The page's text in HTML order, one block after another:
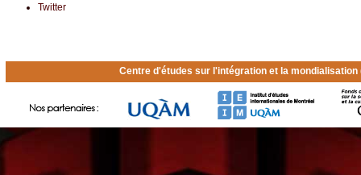
Twitter
Centre d'études sur l'intégration et la mondialisation